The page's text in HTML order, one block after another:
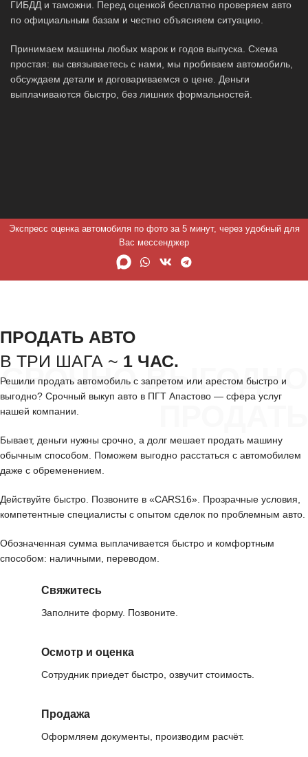
ГИБДД и таможни. Перед оценкой бесплатно проверяем авто
по официальным базам и честно объясняем ситуацию.
Принимаем машины любых марок и годов выпуска. Схема
простая: вы связываетесь с нами, мы пробиваем автомобиль,
обсуждаем детали и договариваемся о цене. Деньги
выплачиваются быстро, без лишних формальностей.
Экспресс оценка автомобиля по фото за 5 минут, через удобный для
Вас мессенджер
СРОЧНО ВЫГОДНО
ПРОДАТЬ АВТО
В ТРИ ШАГА ~ 1 ЧАС.
Решили продать автомобиль с запретом или арестом быстро и
выгодно? Срочный выкуп авто в ПГТ Апастово — сфера услуг
нашей компании.
Бывает, деньги нужны срочно, а долг мешает продать машину
обычным способом. Поможем выгодно расстаться с автомобилем
даже с обременением.
Действуйте быстро. Позвоните в «CARS16». Прозрачные условия,
компетентные специалисты с опытом сделок по проблемным авто.
Обозначенная сумма выплачивается быстро и комфортным
способом: наличными, переводом.
Свяжитесь
Заполните форму. Позвоните.
Осмотр и оценка
Сотрудник приедет быстро, озвучит стоимость.
Продажа
Оформляем документы, производим расчёт.